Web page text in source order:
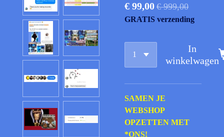
€ 99,00 € 999,00
GRATIS verzending
In
winkelwagen
SAMEN JE
WEBSHOP
OPZETTEN MET
*ONS!